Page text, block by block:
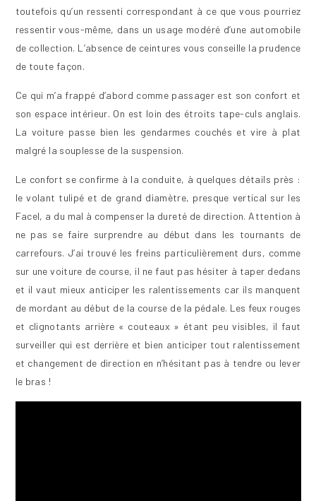
toutefois qu’un ressenti correspondant à ce que vous pourriez
ressentir vous-même, dans un usage modéré d’une automobile
de collection. L’absence de ceintures vous conseille la prudence
de toute façon.
Ce qui m’a frappé d’abord comme passager est son confort et
son espace intérieur. On est loin des étroits tape-culs anglais.
La voiture passe bien les gendarmes couchés et vire à plat
malgré la souplesse de la suspension.
Le confort se confirme à la conduite, à quelques détails près :
le volant tulipé et de grand diamètre, presque vertical sur les
Facel, a du mal à compenser la dureté de direction. Attention à
ne pas se faire surprendre au début dans les tournants de
carrefours. J’ai trouvé les freins particulièrement durs, comme
sur une voiture de course, il ne faut pas hésiter à taper dedans
et il vaut mieux anticiper les ralentissements car ils manquent
de mordant au début de la course de la pédale. Les feux rouges
et clignotants arrière « couteaux » étant peu visibles, il faut
surveiller qui est derrière et bien anticiper tout ralentissement
et changement de direction en n’hésitant pas à tendre ou lever
le bras !